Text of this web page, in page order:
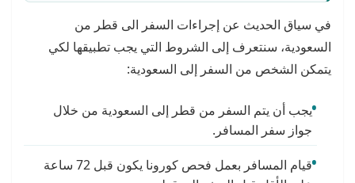
في سياق الحديث عن إجراءات السفر الى قطر من
السعودية، سنتعرف إلى الشروط التي يجب تطبيقها لكي
يتمكن الشخص من السفر إلى السعودية:
يجب أن يتم السفر من قطر إلى السعودية من خلال
جواز سفر المسافر.
قيام المسافر بعمل فحص كورونا يكون قبل 72 ساعة